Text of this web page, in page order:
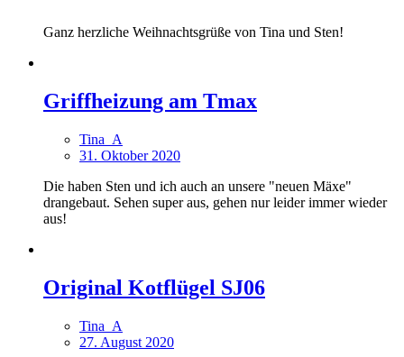
Ganz herzliche Weihnachtsgrüße von Tina und Sten!
Griffheizung am Tmax
Tina_A
31. Oktober 2020
Die haben Sten und ich auch an unsere "neuen Mäxe"
drangebaut. Sehen super aus, gehen nur leider immer wieder
aus!
Original Kotflügel SJ06
Tina_A
27. August 2020